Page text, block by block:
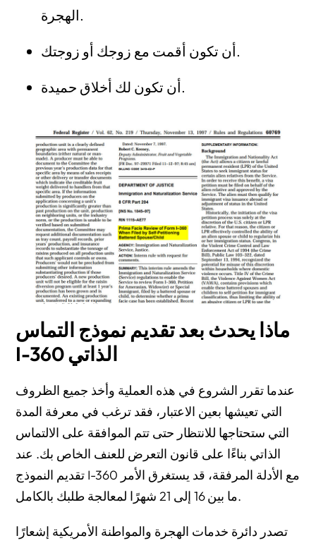
الهجرة.
أن تكون أقمت مع زوجك أو زوجتك.
أن تكون لك أخلاق حميدة.
ماذا يحدث بعد تقديم نموذج التماس
I-360 الذاتي
عندما تقرر الشروع في هذه العملية وأخذ جميع الظروف
التي تعيشها بعين الاعتبار، فقد ترغب في معرفة المدة
التي ستحتاجها للانتظار حتى تتم الموافقة على الالتماس
الذاتي بناءًا على قانون التعرض للعنف الخاص بك. عند
تقديم النموذج I-360 مع الأدلة المرفقة، قد يستغرق الأمر
ما بين 16 إلى 21 شهرًا لمعالجة طلبك بالكامل.
تصدر دائرة خدمات الهجرة والمواطنة الأمريكية إشعارًا